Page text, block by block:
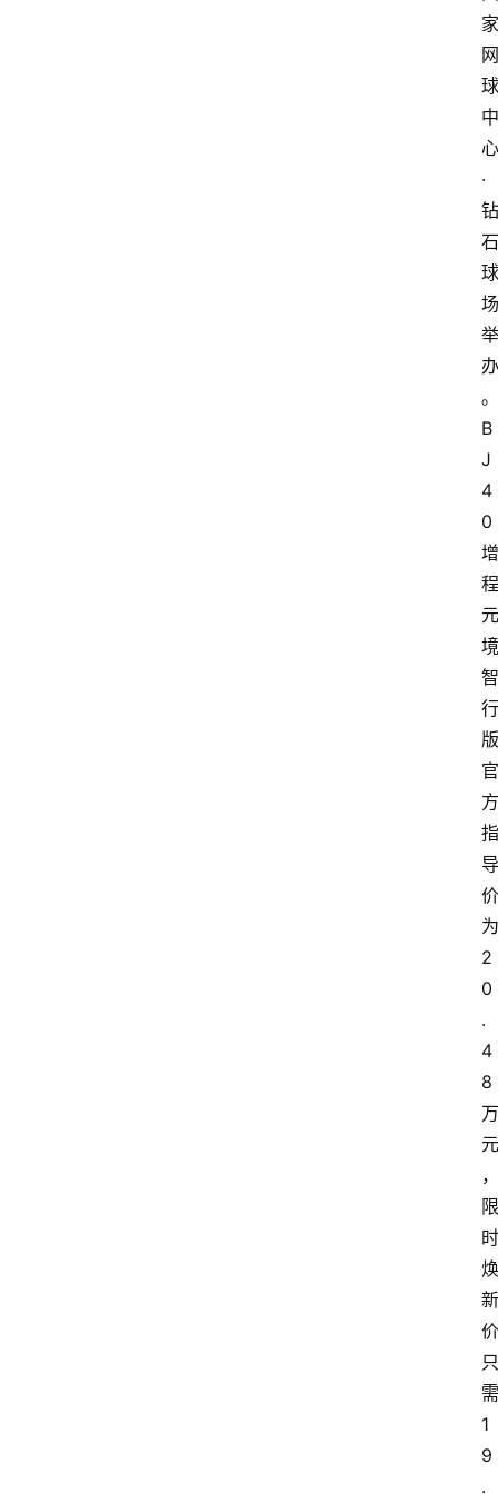
家
网
球
中
心
·
钻
石
球
场
举
办
。
B
J
4
0
增
程
元
境
智
行
版
官
方
指
导
价
为
2
0
.
4
8
万
元
，
限
时
焕
新
价
只
需
1
9
.